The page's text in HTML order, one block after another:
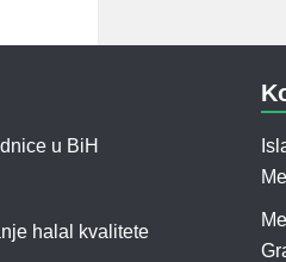
u BiH
halal kvalitete